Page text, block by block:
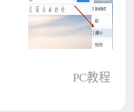
PC教程